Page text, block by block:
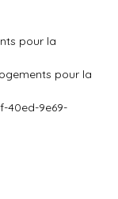
pour la
pour la
40ed-9e69-